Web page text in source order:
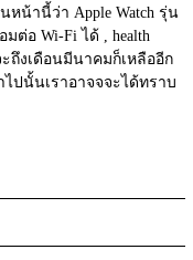
หน้านี้ว่า Apple Watch รุ่น
มต่อ Wi-Fi ได้ , health
ะถึงเดือนมีนาคมก็เหลืออีก
ปนั้นเราอาจจจะได้ทราบ